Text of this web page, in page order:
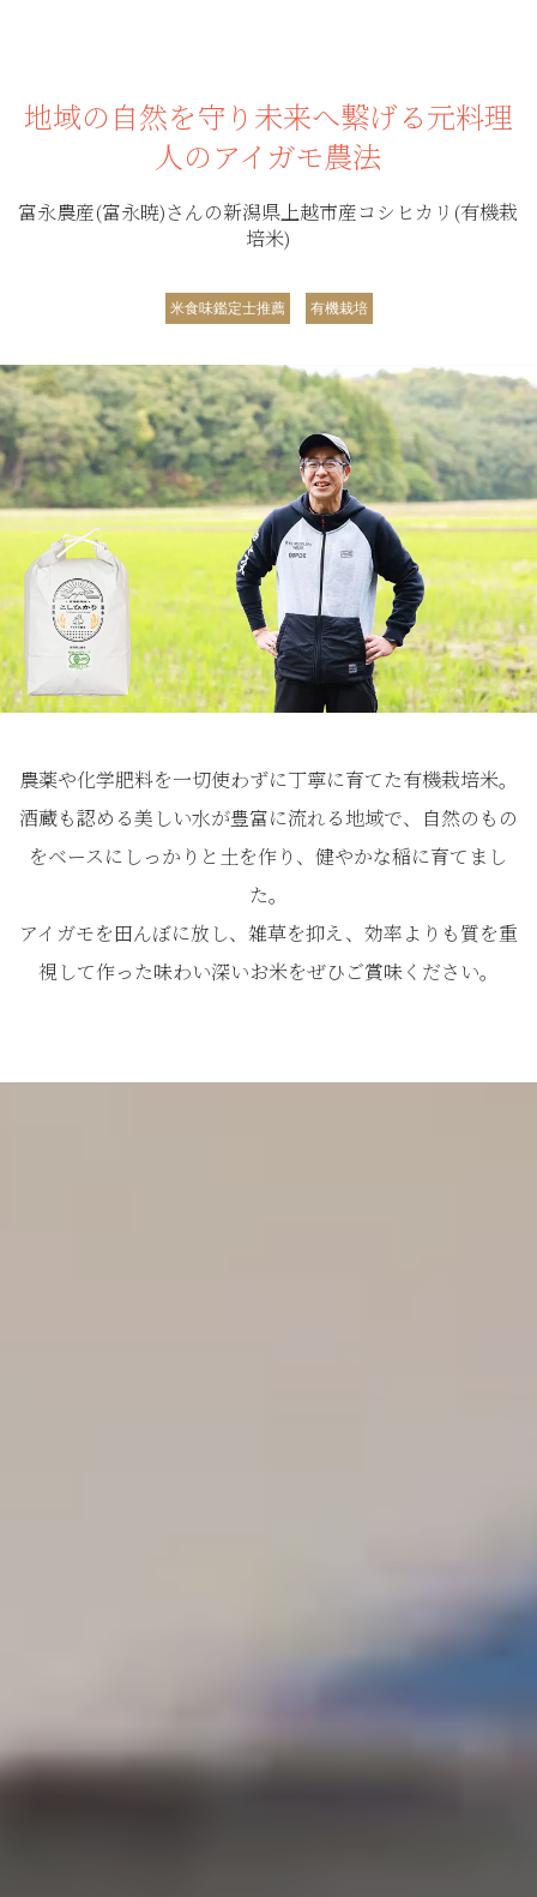
地域の自然を守り未来へ繋げる元料理
人のアイガモ農法
富永農産(富永暁)さんの新潟県上越市産コシヒカリ(有機栽
培米)
米食味鑑定士推薦 有機栽培
農薬や化学肥料を一切使わずに丁寧に育てた有機栽培米。
酒蔵も認める美しい水が豊富に流れる地域で、自然のもの
をベースにしっかりと土を作り、健やかな稲に育てまし
た。
アイガモを田んぼに放し、雑草を抑え、効率よりも質を重
視して作った味わい深いお米をぜひご賞味ください。